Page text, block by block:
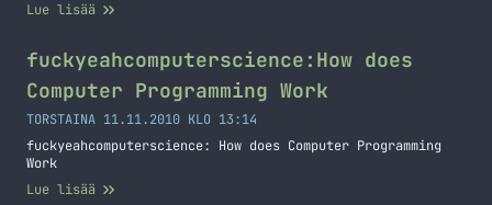
Lue lisää
fuckyeahcomputerscience:How does
Computer Programming Work
TORSTAINA 11.11.2010 KLO 13:14
fuckyeahcomputerscience: How does Computer Programming
Work
Lue lisää